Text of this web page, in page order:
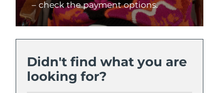
– check the payment options.
Didn't find what you are
looking for?